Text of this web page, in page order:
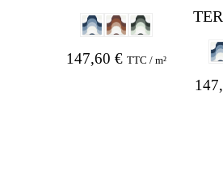
147,60 € TTC / m²